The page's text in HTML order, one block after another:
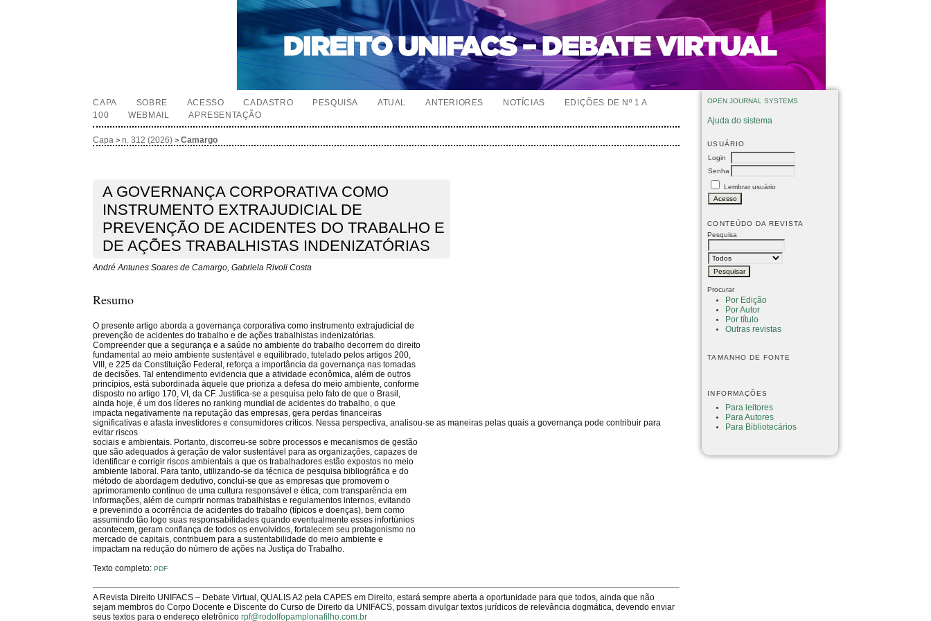
OPEN JOURNAL SYSTEMS
Ajuda do sistema
USUÁRIO
Login
Senha
Lembrar usuário
CONTEÚDO DA REVISTA
Pesquisa
Procurar
Por Edição
Por Autor
Por título
Outras revistas
TAMANHO DE FONTE
INFORMAÇÕES
Para leitores
Para Autores
Para Bibliotecários
CAPA SOBRE ACESSO CADASTRO PESQUISA ATUAL ANTERIORES NOTÍCIAS
EDIÇÕES DE Nº 1 A
100
WEBMAIL APRESENTAÇÃO
Capa >n. 312 (2026) >Camargo
A GOVERNANÇA CORPORATIVA COMO
INSTRUMENTO EXTRAJUDICIAL DE
PREVENÇÃO DE ACIDENTES DO TRABALHO E
DE AÇÕES TRABALHISTAS INDENIZATÓRIAS
André Antunes Soares de Camargo, Gabriela Rivoli Costa
Resumo
O presente artigo aborda a governança corporativa como instrumento extrajudicial de
prevenção de acidentes do trabalho e de ações trabalhistas indenizatórias.
Compreender que a segurança e a saúde no ambiente do trabalho decorrem do direito
fundamental ao meio ambiente sustentável e equilibrado, tutelado pelos artigos 200,
VIII, e 225 da Constituição Federal, reforça a importância da governança nas tomadas
de decisões. Tal entendimento evidencia que a atividade econômica, além de outros
princípios, está subordinada àquele que prioriza a defesa do meio ambiente, conforme
disposto no artigo 170, VI, da CF. Justifica-se a pesquisa pelo fato de que o Brasil,
ainda hoje, é um dos líderes no ranking mundial de acidentes do trabalho, o que
impacta negativamente na reputação das empresas, gera perdas financeiras
significativas e afasta investidores e consumidores críticos. Nessa perspectiva, analisou-se as maneiras pelas quais a governança pode contribuir para
evitar riscos
sociais e ambientais. Portanto, discorreu-se sobre processos e mecanismos de gestão
que são adequados à geração de valor sustentável para as organizações, capazes de
identificar e corrigir riscos ambientais a que os trabalhadores estão expostos no meio
ambiente laboral. Para tanto, utilizando-se da técnica de pesquisa bibliográfica e do
método de abordagem dedutivo, conclui-se que as empresas que promovem o
aprimoramento contínuo de uma cultura responsável e ética, com transparência em
informações, além de cumprir normas trabalhistas e regulamentos internos, evitando
e prevenindo a ocorrência de acidentes do trabalho (típicos e doenças), bem como
assumindo tão logo suas responsabilidades quando eventualmente esses infortúnios
acontecem, geram confiança de todos os envolvidos, fortalecem seu protagonismo no
mercado de capitais, contribuem para a sustentabilidade do meio ambiente e
impactam na redução do número de ações na Justiça do Trabalho.
Texto completo:PDF
A Revista Direito UNIFACS – Debate Virtual, QUALIS A2 pela CAPES em Direito, estará sempre aberta a oportunidade para que todos, ainda que não
sejam membros do Corpo Docente e Discente do Curso de Direito da UNIFACS, possam divulgar textos jurídicos de relevância dogmática, devendo enviar
seus textos para o endereço eletrônicorpf@rodolfopamplonafilho.com.br